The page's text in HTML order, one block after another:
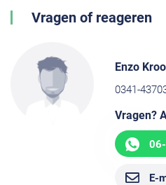
Vragen of reageren
Enzo
0341-
Vragen?
E-